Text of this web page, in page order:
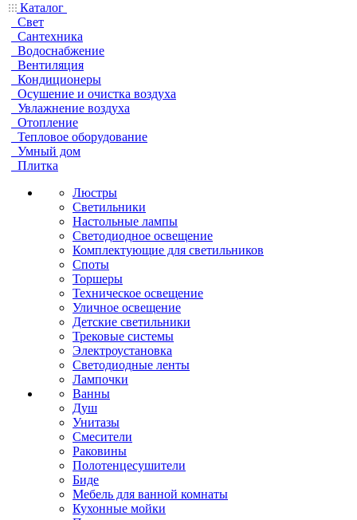
Каталог
Свет
Сантехника
Водоснабжение
Вентиляция
Кондиционеры
Осушение и очистка воздуха
Увлажнение воздуха
Отопление
Тепловое оборудование
Умный дом
Плитка
Люстры
Светильники
Настольные лампы
Светодиодное освещение
Комплектующие для светильников
Споты
Торшеры
Техническое освещение
Уличное освещение
Детские светильники
Трековые системы
Электроустановка
Светодиодные ленты
Лампочки
Ванны
Душ
Унитазы
Смесители
Раковины
Полотенцесушители
Биде
Мебель для ванной комнаты
Кухонные мойки